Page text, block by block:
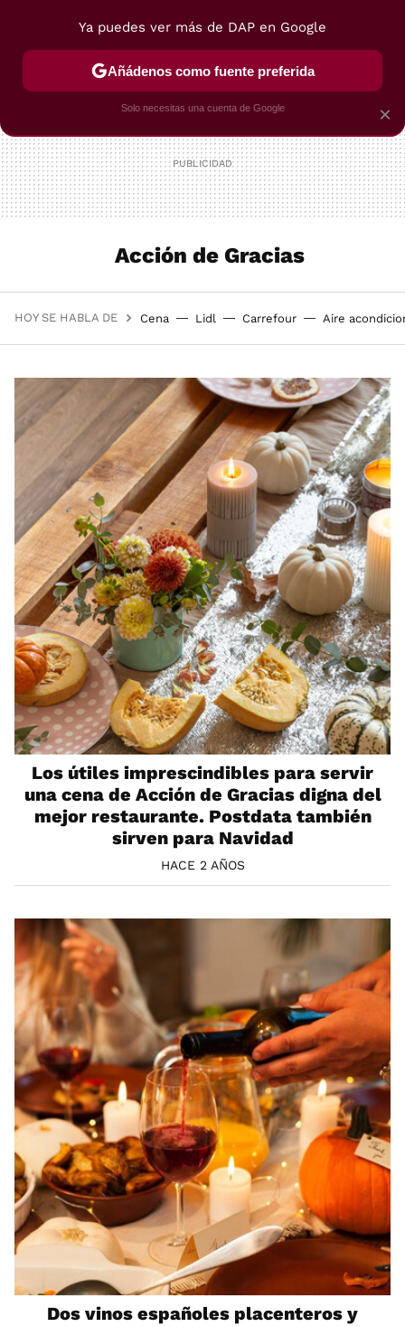
POSTRES VIAJES SELECCIÓN VEGUI
Acción de Gracias
HOY SE HABLA DE Cena Lidl Carrefour Aire
Los útiles imprescindibles para servir
una cena de Acción de Gracias digna del
mejor restaurante. Postdata también
sirven para Navidad
HACE 2 AÑOS
Dos vinos españoles placenteros y
×
Ya puedes ver más de DAP en Google
Añádenos como fuente preferida
Solo necesitas una cuenta de Google